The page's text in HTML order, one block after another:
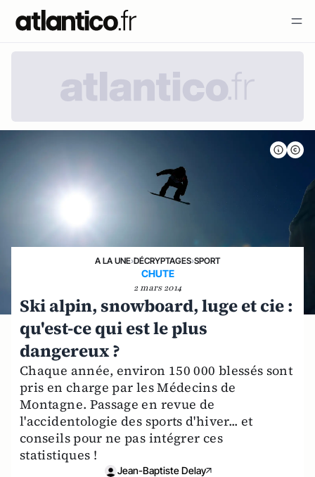
A LA UNE›DÉCRYPTAGES›SPORT
CHUTE
2 mars 2014
Ski alpin, snowboard, luge et cie :
qu'est-ce qui est le plus
dangereux ?
Chaque année, environ 150 000 blessés sont
pris en charge par les Médecins de
Montagne. Passage en revue de
l'accidentologie des sports d'hiver... et
conseils pour ne pas intégrer ces
statistiques !
Jean-Baptiste Delay